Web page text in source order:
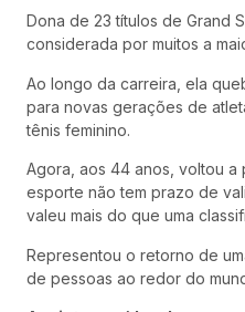
Dona de 23 títulos de Grand
considerada por muitos a
Ao longo da carreira, ela
para novas gerações de
tênis feminino.
Agora, aos 44 anos, voltou
esporte não tem prazo de
valeu mais do que uma
Representou o retorno de
de pessoas ao redor do